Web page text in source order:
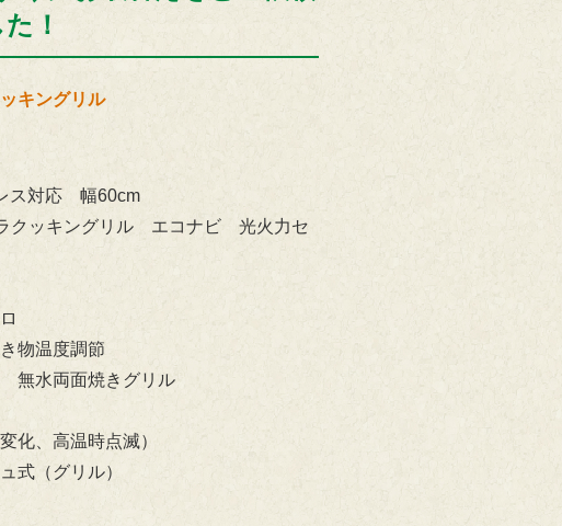
！
キングリル
ス対応 幅60cm
クッキングリル エコナビ 光火力セ
物温度調節
無水両面焼きグリル
化、高温時点滅）
式（グリル）